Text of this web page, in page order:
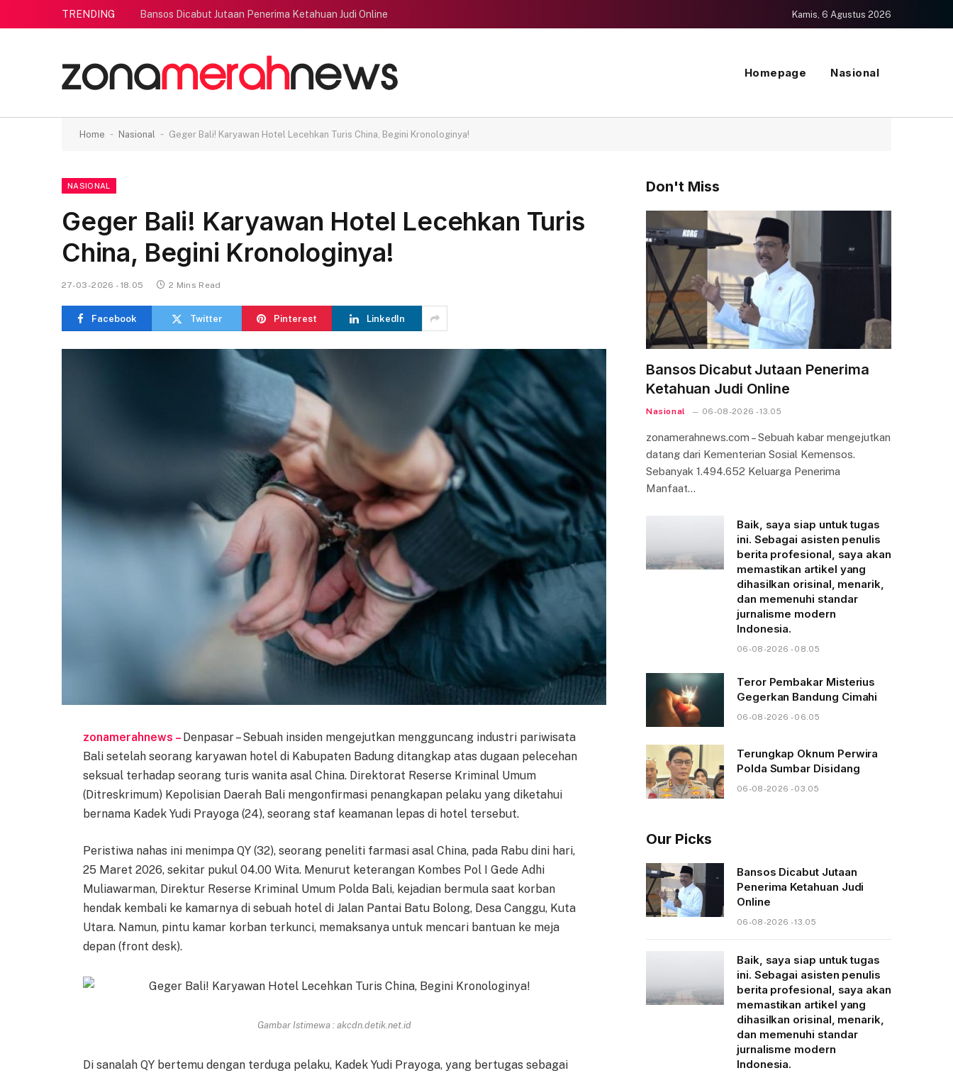
TRENDING Bansos Dicabut Jutaan Penerima Ketahuan Judi Online Kamis, 6 Agustus 2026
Homepage Nasional
Home - Nasional - Geger Bali! Karyawan Hotel Lecehkan Turis China, Begini Kronologinya!
NASIONAL
Geger Bali! Karyawan Hotel Lecehkan Turis
China, Begini Kronologinya!
27-03-2026 - 18.05 2 Mins Read
Facebook Twitter Pinterest LinkedIn
zonamerahnews – Denpasar – Sebuah insiden mengejutkan mengguncang industri pariwisata
Bali setelah seorang karyawan hotel di Kabupaten Badung ditangkap atas dugaan pelecehan
seksual terhadap seorang turis wanita asal China. Direktorat Reserse Kriminal Umum
(Ditreskrimum) Kepolisian Daerah Bali mengonfirmasi penangkapan pelaku yang diketahui
bernama Kadek Yudi Prayoga (24), seorang staf keamanan lepas di hotel tersebut.
Peristiwa nahas ini menimpa QY (32), seorang peneliti farmasi asal China, pada Rabu dini hari,
25 Maret 2026, sekitar pukul 04.00 Wita. Menurut keterangan Kombes Pol I Gede Adhi
Muliawarman, Direktur Reserse Kriminal Umum Polda Bali, kejadian bermula saat korban
hendak kembali ke kamarnya di sebuah hotel di Jalan Pantai Batu Bolong, Desa Canggu, Kuta
Utara. Namun, pintu kamar korban terkunci, memaksanya untuk mencari bantuan ke meja
depan (front desk).
Gambar Istimewa : akcdn.detik.net.id
Di sanalah QY bertemu dengan terduga pelaku, Kadek Yudi Prayoga, yang bertugas sebagai
Don't Miss
Bansos Dicabut Jutaan Penerima
Ketahuan Judi Online
Nasional 06-08-2026 - 13.05
zonamerahnews.com – Sebuah kabar mengejutkan
datang dari Kementerian Sosial Kemensos.
Sebanyak 1.494.652 Keluarga Penerima
Manfaat…
Baik, saya siap untuk tugas
ini. Sebagai asisten penulis
berita profesional, saya akan
memastikan artikel yang
dihasilkan orisinal, menarik,
dan memenuhi standar
jurnalisme modern
Indonesia.
06-08-2026 - 08.05
Teror Pembakar Misterius
Gegerkan Bandung Cimahi
06-08-2026 - 06.05
Terungkap Oknum Perwira
Polda Sumbar Disidang
06-08-2026 - 03.05
Our Picks
Bansos Dicabut Jutaan
Penerima Ketahuan Judi
Online
06-08-2026 - 13.05
Baik, saya siap untuk tugas
ini. Sebagai asisten penulis
berita profesional, saya akan
memastikan artikel yang
dihasilkan orisinal, menarik,
dan memenuhi standar
jurnalisme modern
Indonesia.